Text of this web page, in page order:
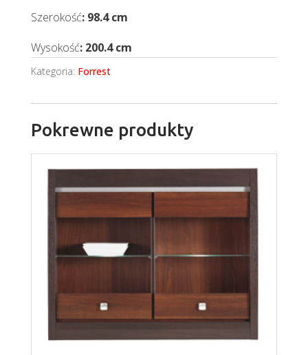
Szerokość: 98.4 cm
Wysokość: 200.4 cm
Kategoria: Forrest
Pokrewne produkty